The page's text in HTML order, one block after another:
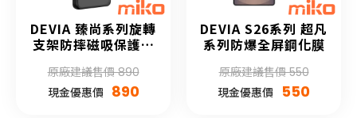
DEVIA 臻尚系列旋轉
支架防摔磁吸保護殼
原廠建議售價 890
現金優惠價 890
DEVIA S26系列 超凡
系列防爆全屏鋼化膜
原廠建議售價 550
現金優惠價
550